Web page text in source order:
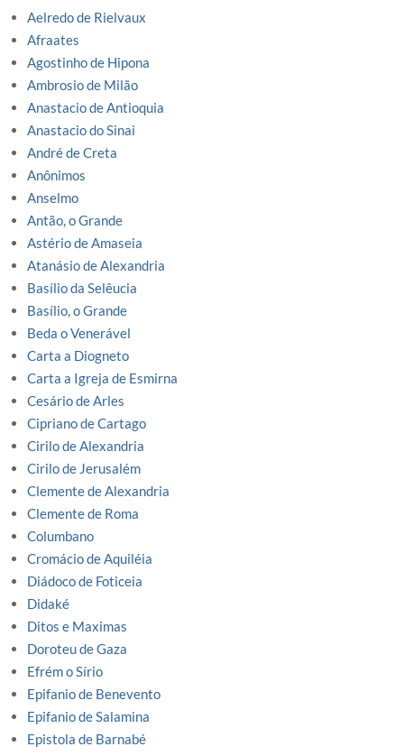
Aelredo de Rielvaux
Afraates
Agostinho de Hipona
Ambrosio de Milão
Anastacio de Antioquia
Anastacio do Sinai
André de Creta
Anônimos
Anselmo
Antão, o Grande
Astério de Amaseia
Atanásio de Alexandria
Basílio da Selêucia
Basílio, o Grande
Beda o Venerável
Carta a Diogneto
Carta a Igreja de Esmirna
Cesário de Arles
Cipriano de Cartago
Cirilo de Alexandria
Cirilo de Jerusalém
Clemente de Alexandria
Clemente de Roma
Columbano
Cromácio de Aquiléia
Diádoco de Foticeia
Didaké
Ditos e Maximas
Doroteu de Gaza
Efrém o Sírio
Epifanio de Benevento
Epifanio de Salamina
Epistola de Barnabé